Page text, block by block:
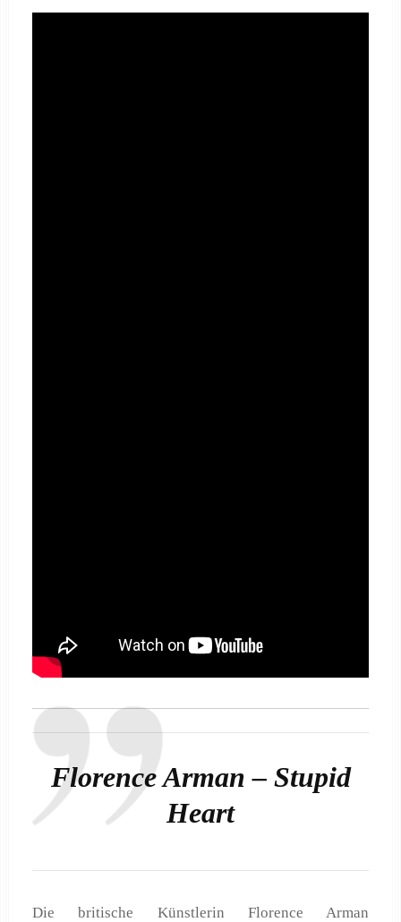
Florence Arman – Stupid
Heart
Die britische Künstlerin Florence Arman